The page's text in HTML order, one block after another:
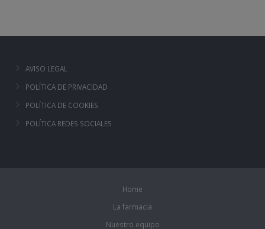
AVISO LEGAL
POLÍTICA DE PRIVACIDAD
POLÍTICA DE COOKIES
POLÍTICA REDES SOCIALES
Home
La farmacia
Nuestro equipo